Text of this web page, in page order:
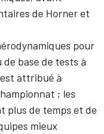
de Horner et
pour
base de tests à
attribué à
; les
plus de temps et de
mieux